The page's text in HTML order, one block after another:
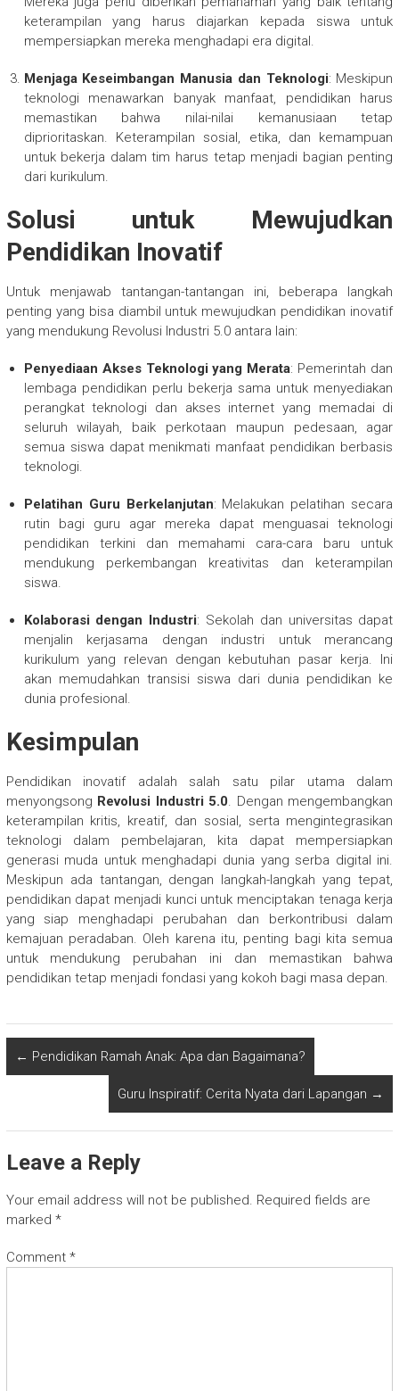
keterampilan yang harus diajarkan kepada siswa untuk
mempersiapkan mereka menghadapi era digital.
Menjaga Keseimbangan Manusia dan Teknologi: Meskipun
teknologi menawarkan banyak manfaat, pendidikan harus
memastikan bahwa nilai-nilai kemanusiaan tetap
diprioritaskan. Keterampilan sosial, etika, dan kemampuan
untuk bekerja dalam tim harus tetap menjadi bagian penting
dari kurikulum.
Solusi untuk Mewujudkan
Pendidikan Inovatif
Untuk menjawab tantangan-tantangan ini, beberapa langkah
penting yang bisa diambil untuk mewujudkan pendidikan inovatif
yang mendukung Revolusi Industri 5.0 antara lain:
Penyediaan Akses Teknologi yang Merata: Pemerintah dan
lembaga pendidikan perlu bekerja sama untuk menyediakan
perangkat teknologi dan akses internet yang memadai di
seluruh wilayah, baik perkotaan maupun pedesaan, agar
semua siswa dapat menikmati manfaat pendidikan berbasis
teknologi.
Pelatihan Guru Berkelanjutan: Melakukan pelatihan secara
rutin bagi guru agar mereka dapat menguasai teknologi
pendidikan terkini dan memahami cara-cara baru untuk
mendukung perkembangan kreativitas dan keterampilan
siswa.
Kolaborasi dengan Industri: Sekolah dan universitas dapat
menjalin kerjasama dengan industri untuk merancang
kurikulum yang relevan dengan kebutuhan pasar kerja. Ini
akan memudahkan transisi siswa dari dunia pendidikan ke
dunia profesional.
Kesimpulan
Pendidikan inovatif adalah salah satu pilar utama dalam
menyongsong Revolusi Industri 5.0. Dengan mengembangkan
keterampilan kritis, kreatif, dan sosial, serta mengintegrasikan
teknologi dalam pembelajaran, kita dapat mempersiapkan
generasi muda untuk menghadapi dunia yang serba digital ini.
Meskipun ada tantangan, dengan langkah-langkah yang tepat,
pendidikan dapat menjadi kunci untuk menciptakan tenaga kerja
yang siap menghadapi perubahan dan berkontribusi dalam
kemajuan peradaban. Oleh karena itu, penting bagi kita semua
untuk mendukung perubahan ini dan memastikan bahwa
pendidikan tetap menjadi fondasi yang kokoh bagi masa depan.
← Pendidikan Ramah Anak: Apa dan Bagaimana?
Guru Inspiratif: Cerita Nyata dari Lapangan →
Leave a Reply
Your email address will not be published. Required fields are
marked *
Comment *